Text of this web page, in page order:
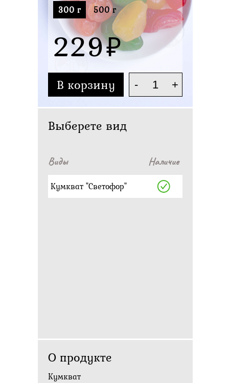
300 г 500 г
229
В корзину - +
Выберете вид
Виды Наличие
Кумкват "Светофор"
О продукте
Кумкват